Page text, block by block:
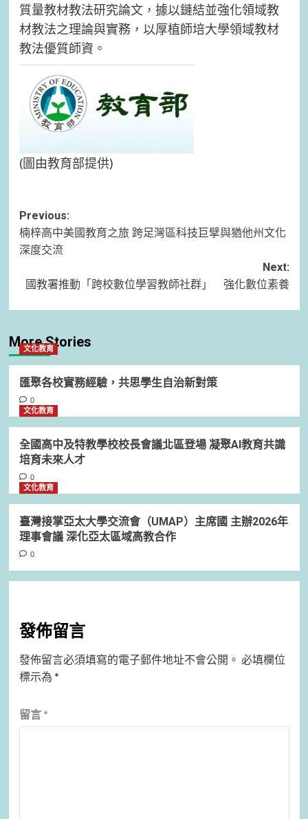
質量教材教法研究論文，據以鏈結並強化領域教
材教法之理論與實務，以厚植師培大學領域教材
教法優質師資。
(圖由教育部提供)
Post
navigation
Previous:
楠梓高中美國教育之旅 跨足灣區科技巨擘與猶他州文化
深度交流
Next:
國教署推動「跨校數位學習教師社群」 強化數位素養
More Stories
文化教育
匯聚各校實務經驗，共思學生自治新對策
0
文化教育
全國高中及特教學校校長會議北區登場 凝聚AI教育共識
培育未來人才
0
文化教育
臺灣接掌亞太大學交流會（UMAP）主席國 主辦2026年
理事會議 深化亞太區域高教合作
0
發佈留言
發佈留言必須填寫的電子郵件地址不會公開。 必填欄位
標示為 *
留言 *